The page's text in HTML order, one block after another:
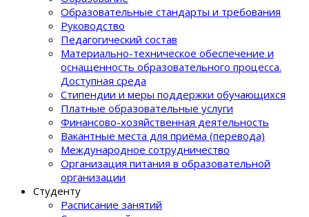
Образовательные стандарты и требования
Руководство
Педагогический состав
Материально-техническое обеспечение и
оснащенность образовательного процеcса.
Доступная среда
Стипендии и меры поддержки обучающихся
Платные образовательные услуги
Финансово-хозяйственная деятельность
Вакантные места для приёма (перевода)
Международное сотрудничество
Организация питания в образовательной
организации
Студенту
Расписание занятий